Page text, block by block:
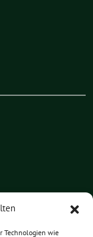
Technologien wie